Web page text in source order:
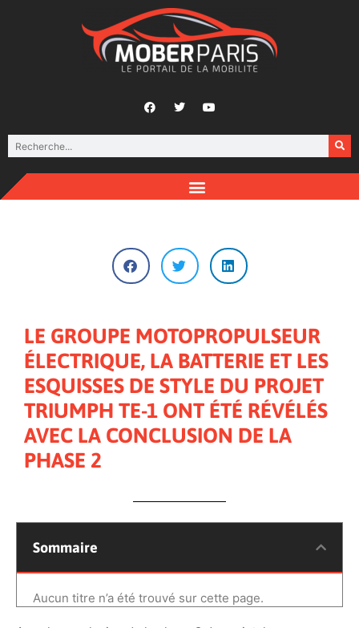
LE GROUPE MOTOPROPULSEUR
ÉLECTRIQUE, LA BATTERIE ET LES
ESQUISSES DE STYLE DU PROJET
TRIUMPH TE-1 ONT ÉTÉ RÉVÉLÉS
AVEC LA CONCLUSION DE LA
PHASE 2
Sommaire
Aucun titre n’a été trouvé sur cette page.